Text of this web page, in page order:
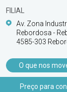
FILIAL
Av. Zona
Rebordosa -
4585-303
O que nos
PRODUTOS
Preço para